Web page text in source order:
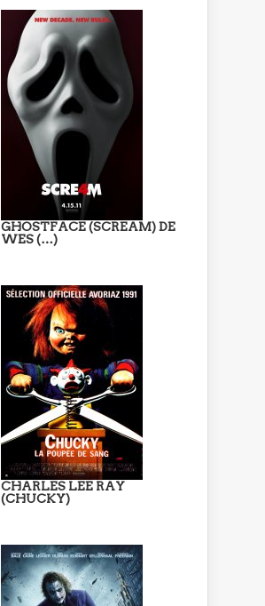
GHOSTFACE (SCREAM) DE
WES (…)
CHARLES LEE RAY
(CHUCKY)